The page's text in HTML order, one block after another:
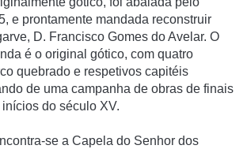
e prontamente mandada reconstruir
D. Francisco Gomes do Avelar. O
é o original gótico, com quatro
quebrado e respetivos capitéis
de uma campanha de obras de finais
do século XV.
se a Capela do Senhor dos